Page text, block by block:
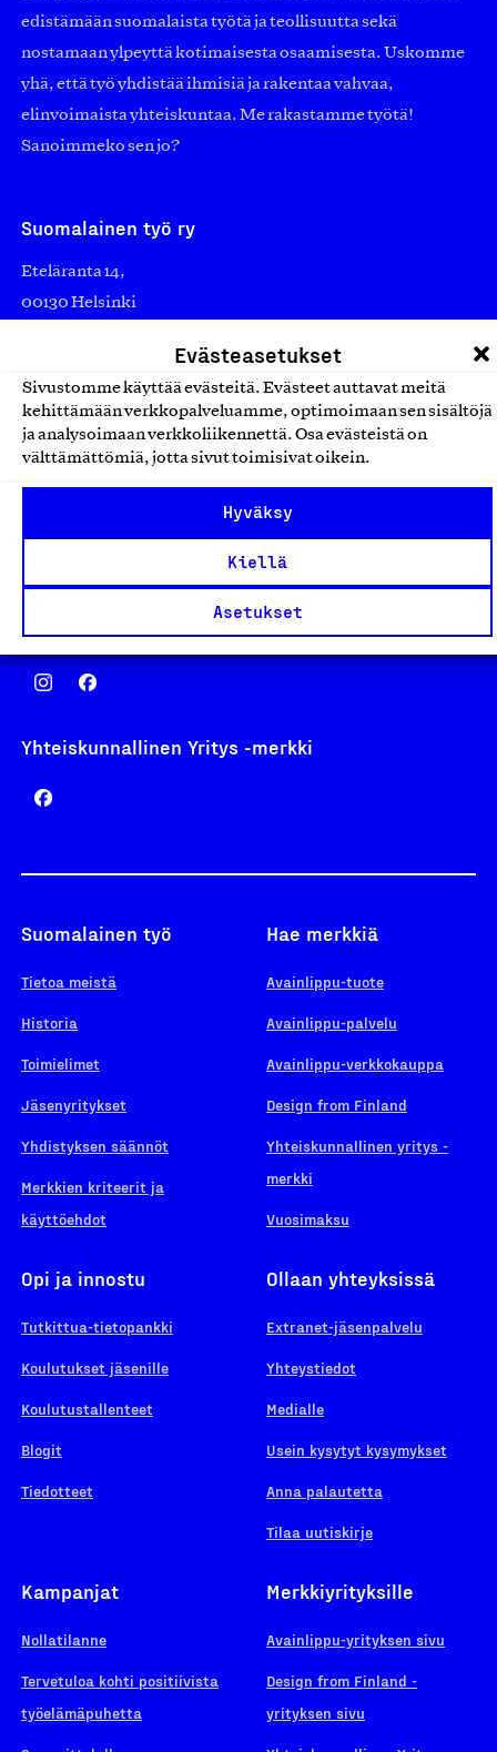
Evästeasetukset
Sivustomme käyttää evästeitä. Evästeet auttavat meitä
kehittämään verkkopalveluamme, optimoimaan sen sisältöjä
ja analysoimaan verkkoliikennettä. Osa evästeistä on
välttämättömiä, jotta sivut toimisivat oikein.
Hyväksy
Kiellä
Asetukset
edistämään suomalaista työtä ja teollisuutta sekä
nostamaan ylpeyttä kotimaisesta osaamisesta. Uskomme
yhä, että työ yhdistää ihmisiä ja rakentaa vahvaa,
elinvoimaista yhteiskuntaa. Me rakastamme työtä!
Sanoimmeko sen jo?
Suomalainen työ ry
Eteläranta 14,
00130 Helsinki
asiakaspalvelu@suomalainentyo.fi
laskutus@suomalainentyo.fi
Design From Finland
Yhteiskunnallinen Yritys -merkki
Suomalainen työ
Tietoa meistä
Historia
Toimielimet
Jäsenyritykset
Yhdistyksen säännöt
Merkkien kriteerit ja
käyttöehdot
Hae merkkiä
Avainlippu-tuote
Avainlippu-palvelu
Avainlippu-verkkokauppa
Design from Finland
Yhteiskunnallinen yritys -
merkki
Vuosimaksu
Opi ja innostu
Tutkittua-tietopankki
Koulutukset jäsenille
Koulutustallenteet
Blogit
Tiedotteet
Ollaan yhteyksissä
Extranet-jäsenpalvelu
Yhteystiedot
Medialle
Usein kysytyt kysymykset
Anna palautetta
Tilaa uutiskirje
Kampanjat
Nollatilanne
Tervetuloa kohti positiivista
työelämäpuhetta
Merkkiyrityksille
Avainlippu-yrityksen sivu
Design from Finland -
yrityksen sivu